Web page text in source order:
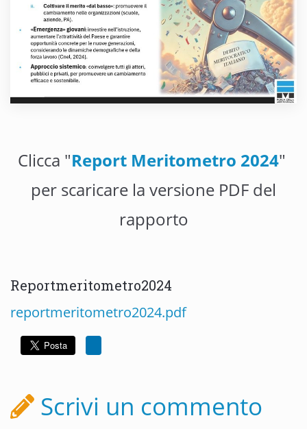
Clicca "Report Meritometro 2024"
per scaricare la versione PDF del
rapporto
Reportmeritometro2024
reportmeritometro2024.pdf
Scrivi un commento